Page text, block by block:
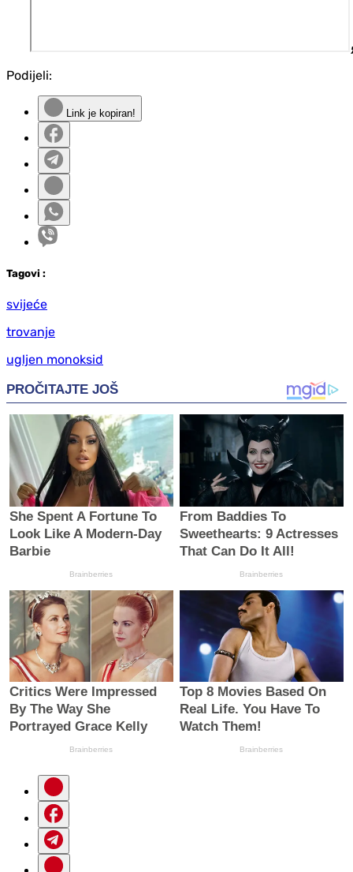
Podijeli:
Link je kopiran!
Tagovi :
svijeće
trovanje
ugljen monoksid